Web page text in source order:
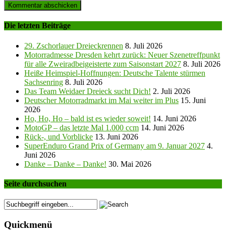
Die letzten Beiträge
29. Zschorlauer Dreieckrennen 8. Juli 2026
Motorradmesse Dresden kehrt zurück: Neuer Szenetreffpunkt
für alle Zweiradbeigeisterte zum Saisonstart 2027 8. Juli 2026
Heiße Heimspiel-Hoffnungen: Deutsche Talente stürmen
Sachsenring 8. Juli 2026
Das Team Weidaer Dreieck sucht Dich! 2. Juli 2026
Deutscher Motorradmarkt im Mai weiter im Plus 15. Juni
2026
Ho, Ho, Ho – bald ist es wieder soweit! 14. Juni 2026
MotoGP – das letzte Mal 1.000 ccm 14. Juni 2026
Rück-, und Vorblicke 13. Juni 2026
SuperEnduro Grand Prix of Germany am 9. Januar 2027 4.
Juni 2026
Danke – Danke – Danke! 30. Mai 2026
Seite durchsuchen
Quickmenü